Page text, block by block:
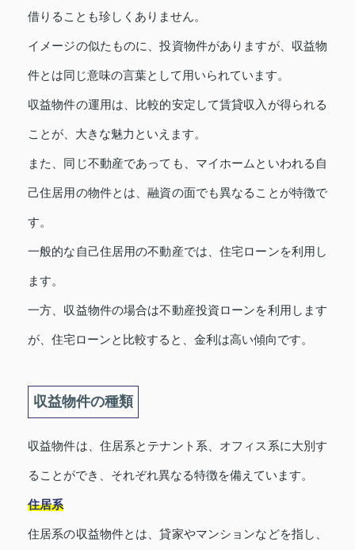
借りることも珍しくありません。
イメージの似たものに、投資物件がありますが、収益物
件とは同じ意味の言葉として用いられています。
収益物件の運用は、比較的安定して賃貸収入が得られる
ことが、大きな魅力といえます。
また、同じ不動産であっても、マイホームといわれる自
己住居用の物件とは、融資の面でも異なることが特徴で
す。
一般的な自己住居用の不動産では、住宅ローンを利用し
ます。
一方、収益物件の場合は不動産投資ローンを利用します
が、住宅ローンと比較すると、金利は高い傾向です。
収益物件の種類
収益物件は、住居系とテナント系、オフィス系に大別す
ることができ、それぞれ異なる特徴を備えています。
住居系
住居系の収益物件とは、貸家やマンションなどを指し、